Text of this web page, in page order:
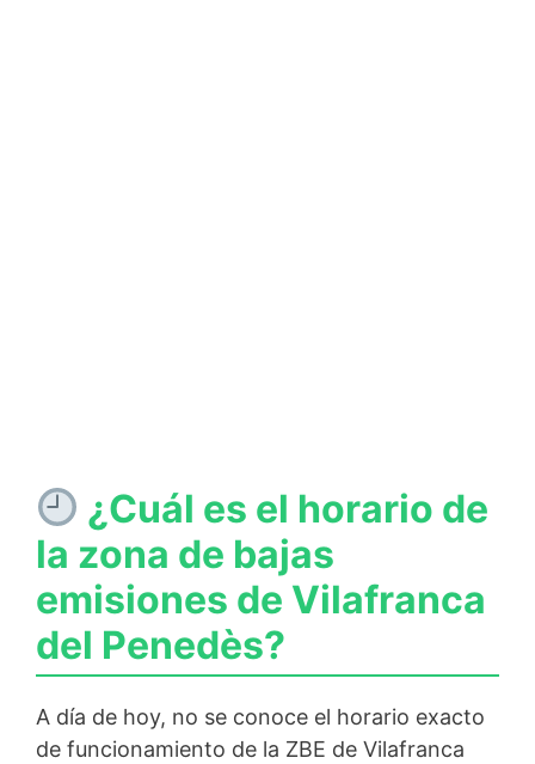
¿Cuál es el horario de
la zona de bajas
emisiones de Vilafranca
del Penedès?
A día de hoy, no se conoce el horario exacto
de funcionamiento de la ZBE de Vilafranca